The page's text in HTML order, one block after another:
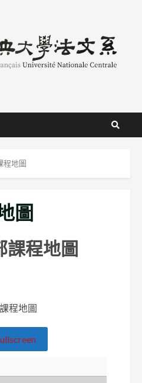
程地圖
圖
課程地圖
程地圖